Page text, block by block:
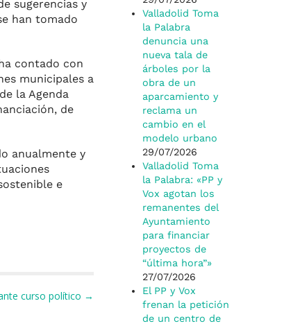
sugerencias y
han tomado
contado con
municipales a
la Agenda
de
anualmente y
e
curso político →
Valladolid Toma
la Palabra
denuncia una
nueva tala de
árboles por la
obra de un
aparcamiento y
reclama un
cambio en el
modelo urbano
29/07/2026
Valladolid Toma
la Palabra: «PP y
Vox agotan los
remanentes del
Ayuntamiento
para financiar
proyectos de
“última hora”»
27/07/2026
El PP y Vox
frenan la petición
de un centro de